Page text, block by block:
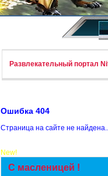
Развлекательный портал
Ошибка 404
Страница на сайте не
New!
С масленицей !